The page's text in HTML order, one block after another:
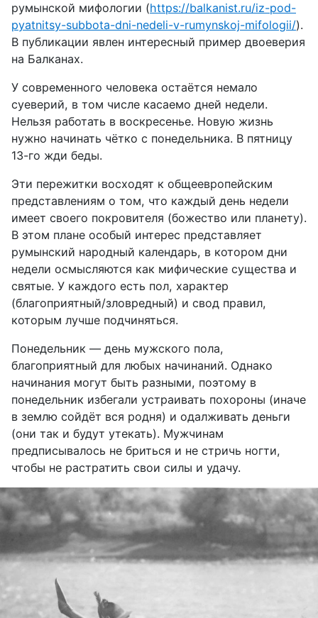
румынской мифологии (https://balkanist.ru/iz-pod-
pyatnitsy-subbota-dni-nedeli-v-rumynskoj-mifologii/).
В публикации явлен интересный пример двоеверия
на Балканах.
У современного человека остаётся немало
суеверий, в том числе касаемо дней недели.
Нельзя работать в воскресенье. Новую жизнь
нужно начинать чётко с понедельника. В пятницу
13-го жди беды.
Эти пережитки восходят к общеевропейским
представлениям о том, что каждый день недели
имеет своего покровителя (божество или планету).
В этом плане особый интерес представляет
румынский народный календарь, в котором дни
недели осмысляются как мифические существа и
святые. У каждого есть пол, характер
(благоприятный/зловредный) и свод правил,
которым лучше подчиняться.
Понедельник — день мужского пола,
благоприятный для любых начинаний. Однако
начинания могут быть разными, поэтому в
понедельник избегали устраивать похороны (иначе
в землю сойдёт вся родня) и одалживать деньги
(они так и будут утекать). Мужчинам
предписывалось не бриться и не стричь ногти,
чтобы не растратить свои силы и удачу.